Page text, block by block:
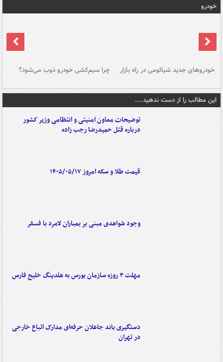
خودرو
خودروهای جدید شیائومی در راه بازار چرا سیم‌کشی خودرو ذوب می‌شود؟
این مطالب را از دست ندهید....
توضیحات معاون امنیتی و انتظامی وزیر کشور
درباره قتل حمیدرضا رجب زاده
قیمت طلا و سکه امروز ۱۴۰۵/۰۵/۱۷
وجود شواهدی مبنی بر بمباران لامرد با فسفر
مهلت ۳ روزه سازمان بورس به هلدینگ خلیج فارس
دستگیری باند جاعلان حرفه‌ای مدارک اتباع خارجی
در تهران